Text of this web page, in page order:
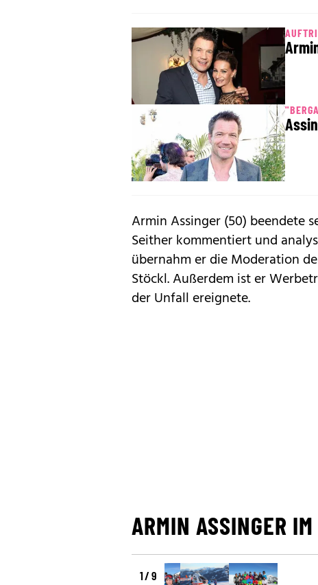
Armin Assinger (50) beendete
Seither kommentiert und
übernahm er die Moderation
Stöckl. Außerdem ist er
der Unfall ereignete.
ARMIN ASSINGER
1 / 9